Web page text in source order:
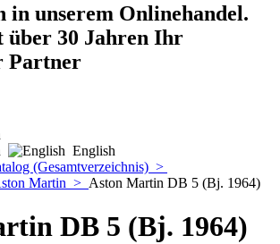
in unserem Onlinehandel.
über 30 Jahren Ihr
Partner
English
(Gesamtverzeichnis) >
Martin > Aston Martin DB 5 (Bj. 1964)
DB 5 (Bj. 1964)